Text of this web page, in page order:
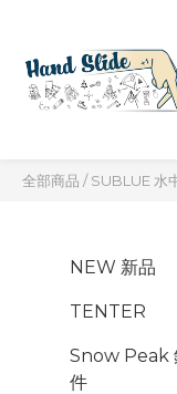
全部商品 /SUBLUE 水
NEW 新品
TENTER
Snow Peak
件